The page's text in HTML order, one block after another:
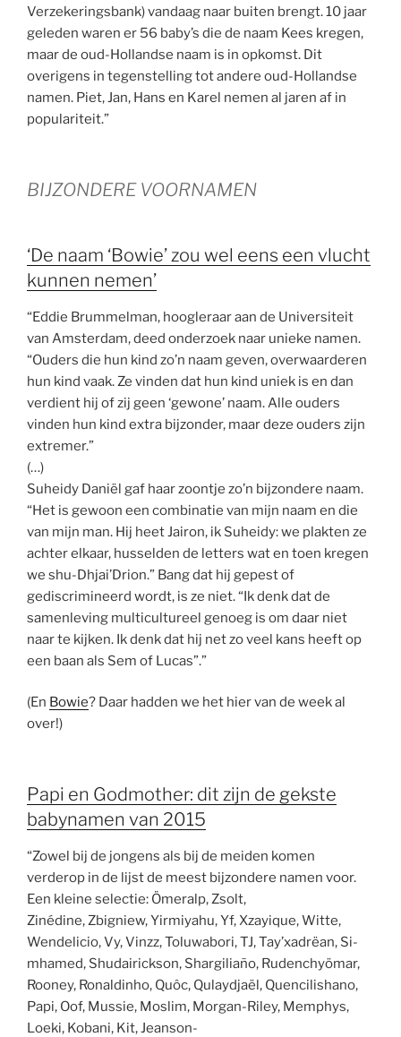
Verzekeringsbank) vandaag naar buiten brengt. 10 jaar
geleden waren er 56 baby’s die de naam Kees kregen,
maar de oud-Hollandse naam is in opkomst. Dit
overigens in tegenstelling tot andere oud-Hollandse
namen. Piet, Jan, Hans en Karel nemen al jaren af in
populariteit.”
BIJZONDERE VOORNAMEN
‘De naam ‘Bowie’ zou wel eens een vlucht
kunnen nemen’
“Eddie Brummelman, hoogleraar aan de Universiteit
van Amsterdam, deed onderzoek naar unieke namen.
“Ouders die hun kind zo’n naam geven, overwaarderen
hun kind vaak. Ze vinden dat hun kind uniek is en dan
verdient hij of zij geen ‘gewone’ naam. Alle ouders
vinden hun kind extra bijzonder, maar deze ouders zijn
extremer.”
(…)
Suheidy Daniël gaf haar zoontje zo’n bijzondere naam.
“Het is gewoon een combinatie van mijn naam en die
van mijn man. Hij heet Jairon, ik Suheidy: we plakten ze
achter elkaar, husselden de letters wat en toen kregen
we shu-Dhjai’Drion.” Bang dat hij gepest of
gediscrimineerd wordt, is ze niet. “Ik denk dat de
samenleving multicultureel genoeg is om daar niet
naar te kijken. Ik denk dat hij net zo veel kans heeft op
een baan als Sem of Lucas”.”
(En Bowie? Daar hadden we het hier van de week al
over!)
Papi en Godmother: dit zijn de gekste
babynamen van 2015
“Zowel bij de jongens als bij de meiden komen
verderop in de lijst de meest bijzondere namen voor.
Een kleine selectie: Ömeralp, Zsolt,
Zinédine, Zbigniew, Yirmiyahu, Yf, Xzayique, Witte,
Wendelicio, Vy, Vinzz, Toluwabori, TJ, Tay’xadrëan, Si-
mhamed, Shudairickson, Shargiliaño, Rudenchyömar,
Rooney, Ronaldinho, Quôc, Qulaydjaël, Quencilishano,
Papi, Oof, Mussie, Moslim, Morgan-Riley, Memphys,
Loeki, Kobani, Kit, Jeanson-